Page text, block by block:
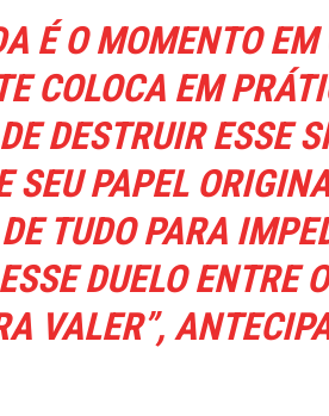
É O MOMENTO
COLOCA EM
DESTRUIR ESSE
SEU PAPEL
TUDO PARA
DUELO ENTRE
VALER”,